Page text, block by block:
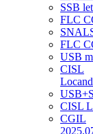
SSB
FLC
FLC
USB
CISL
CISL
CGIL